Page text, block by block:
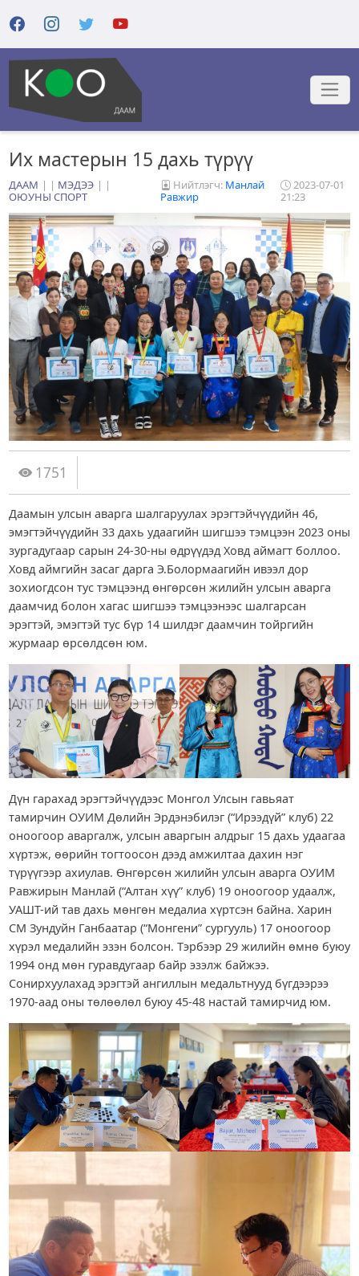
Их мастерын 15 дахь түрүү
ДААМ | МЭДЭЭ
|
ОЮУНЫ СПОРТ
Нийтлэгч: Манлай
Равжир
2023-07-01
21:23
1751
Даамын улсын аварга шалгаруулах эрэгтэйчүүдийн 46,
эмэгтэйчүүдийн 33 дахь удаагийн шигшээ тэмцээн 2023 оны
зургадугаар сарын 24-30-ны өдрүүдэд Ховд аймагт боллоо.
Ховд аймгийн засаг дарга Э.Болормаагийн ивээл дор
зохиогдсон тус тэмцээнд өнгөрсөн жилийн улсын аварга
даамчид болон хагас шигшээ тэмцээнээс шалгарсан
эрэгтэй, эмэгтэй тус бүр 14 шилдэг даамчин тойргийн
журмаар өрсөлдсөн юм.
Дүн гарахад эрэгтэйчүүдээс Монгол Улсын гавьяат
тамирчин ОУИМ Дөлийн Эрдэнэбилэг (“Ирээдүй” клуб) 22
оноогоор аваргалж, улсын аваргын алдрыг 15 дахь удаагаа
хүртэж, өөрийн тогтоосон дээд амжилтаа дахин нэг
түрүүгээр ахиулав. Өнгөрсөн жилийн улсын аварга ОУИМ
Равжирын Манлай (“Алтан хүү” клуб) 19 оноогоор удаалж,
УАШТ-ий тав дахь мөнгөн медалиа хүртсэн байна. Харин
СМ Зундуйн Ганбаатар (“Монгени” сургууль) 17 оноогоор
хүрэл медалийн эзэн болсон. Тэрбээр 29 жилийн өмнө буюу
1994 онд мөн гуравдугаар байр эзэлж байжээ.
Сонирхуулахад эрэгтэй ангиллын медальтнууд бүгдээрээ
1970-аад оны төлөөлөл буюу 45-48 настай тамирчид юм.